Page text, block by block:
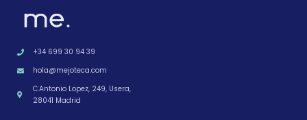
+34 699 30 94 39
hola@mejoteca.com
C.Antonio Lopez, 249, Usera,
28041 Madrid